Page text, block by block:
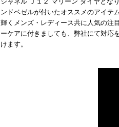
ンドベゼルが付いたオススメのアイテ
輝くメンズ・レディース共に人気の注
ーケアに付きましても、弊社にて対応
けます。